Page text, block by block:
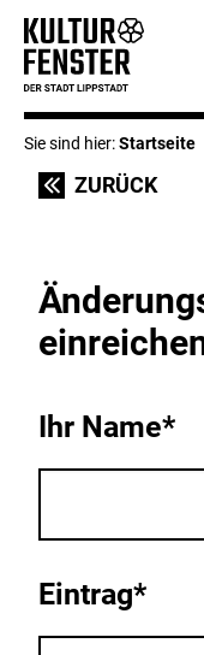
Sie sind hier:Startseite
ZURÜCK
Ihr Name*
Eintrag*